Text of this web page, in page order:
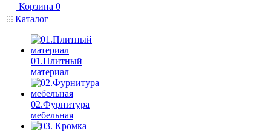
Корзина 0
Каталог
01.Плитный
материал
02.Фурнитура
мебельная